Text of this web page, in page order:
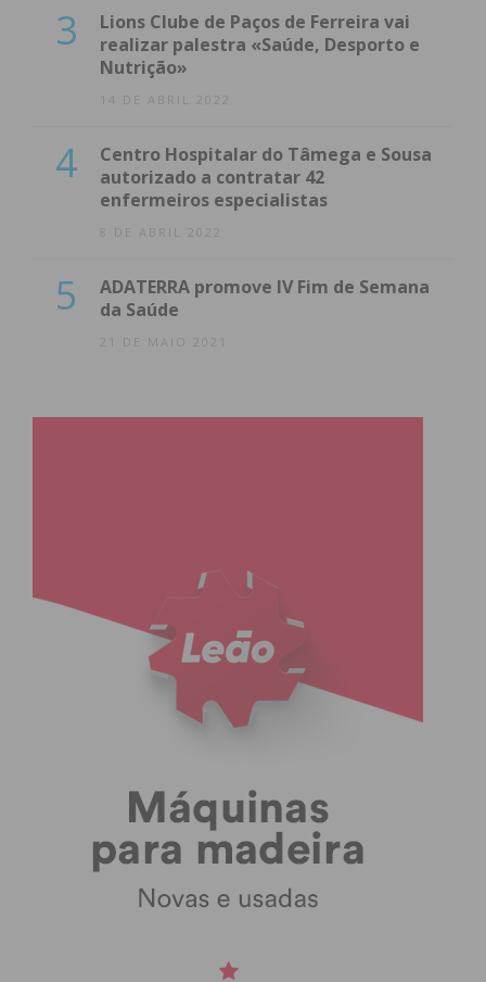
3
Lions Clube de Paços de Ferreira vai
realizar palestra «Saúde, Desporto e
Nutrição»
14 DE ABRIL 2022
4
Centro Hospitalar do Tâmega e Sousa
autorizado a contratar 42
enfermeiros especialistas
8 DE ABRIL 2022
5
ADATERRA promove IV Fim de Semana
da Saúde
21 DE MAIO 2021